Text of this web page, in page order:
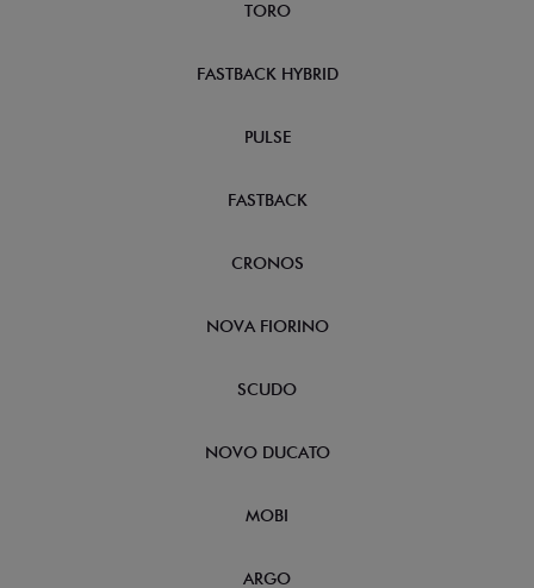
TORO
FASTBACK HYBRID
PULSE
FASTBACK
CRONOS
NOVA FIORINO
SCUDO
NOVO DUCATO
MOBI
ARGO